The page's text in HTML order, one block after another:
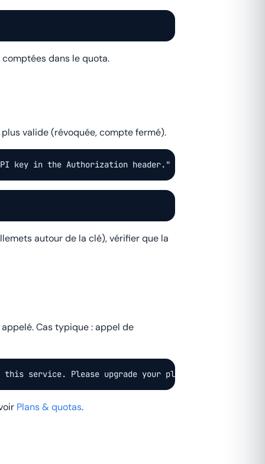
dans le quota.
valide (révoquée, compte fermé).
key in the Authorization header." }
autour de la clé), vérifier que la
Cas typique : appel de
this service. Please upgrade your plan." }
Plans & quotas.